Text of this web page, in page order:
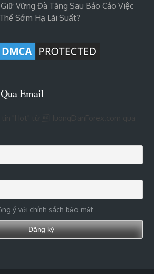
Vững Đà Tăng Sau Báo Cáo Việc
Sớm Hạ Lãi Suất?
Email
tin "Hot" từ HuongDanForex.com qua
ý với chính sách bảo mật